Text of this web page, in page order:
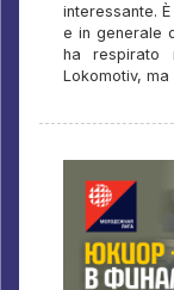
interessante.
e in generale
ha respirato
Lokomotiv,